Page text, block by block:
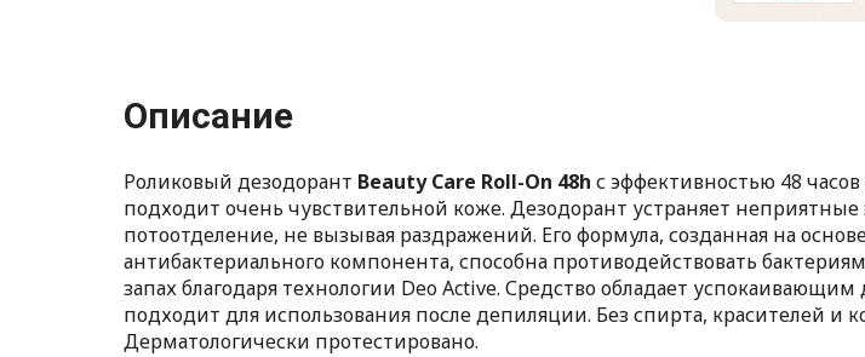
Описание
Роликовый дезодорант Beauty Care Roll-On 48h с эффективностью 48
подходит очень чувствительной коже. Дезодорант устраняет неприятные
потоотделение, не вызывая раздражений. Его формула, созданная на
антибактериального компонента, способна противодействовать
запах благодаря технологии Deo Active. Средство обладает
подходит для использования после депиляции. Без спирта, красителей и
Дерматологически протестировано.